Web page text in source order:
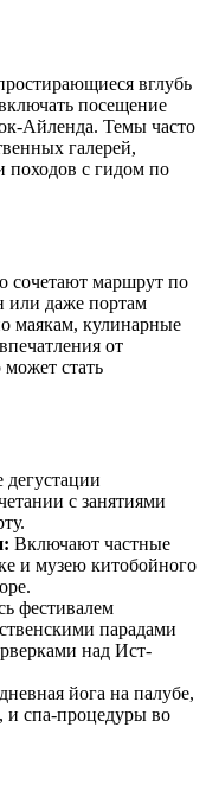
вглубь
посещение
Айленда. Темы часто
галерей,
походов с гидом по
сочетают маршрут по
или даже портам
маякам, кулинарные
от
стать
с занятиями
Включают частные
и музею китобойного
фестивалем
парадами
над Ист-
йога на палубе,
и спа-процедуры во